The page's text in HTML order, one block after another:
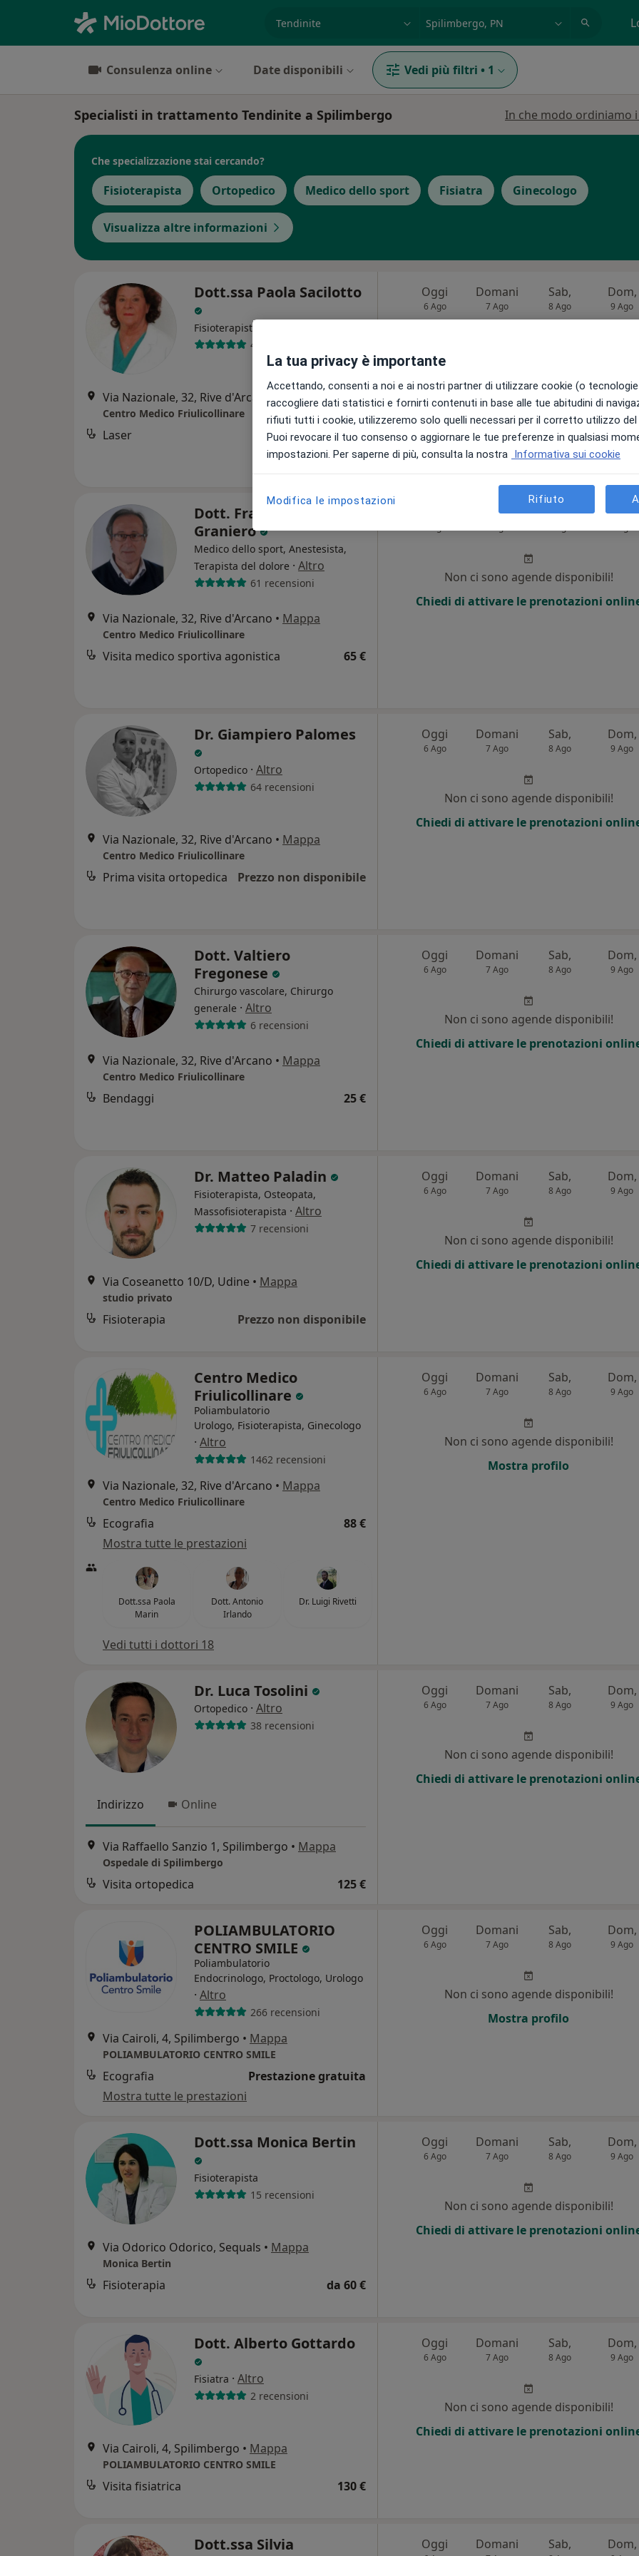
Consulenza online Date disponibili Vedi più filtri • 1
Specialisti in trattamento Tendinite a Spilimbergo In che modo ordiniamo
Che specializzazione stai cercando?
Fisioterapista Ortopedico Medico dello sport Fisiatra Ginecologo
Visualizza altre informazioni
Dott.ssa Paola Sacilotto
Fisioterapista
41 recensioni
Via Nazionale, 32, Rive d'Arcano • Mappa
Centro Medico Friulicollinare
Laser 30 €
Oggi
6 Ago
Domani
7 Ago
Sab,
8 Ago
Dom,
9 Ago
Non ci sono agende disponibili!
Chiedi di attivare le prenotazioni online
Dott. Francesco
Graniero
Medico dello sport, Anestesista,
Terapista del dolore · Altro
61 recensioni
Via Nazionale, 32, Rive d'Arcano • Mappa
Centro Medico Friulicollinare
Visita medico sportiva agonistica 65 €
Domani Sab, Dom,
Non ci sono agende disponibili!
Chiedi di attivare le prenotazioni
Dr. Giampiero Palomes
Ortopedico · Altro
64 recensioni
Via Nazionale, 32, Rive d'Arcano • Mappa
Centro Medico Friulicollinare
Prima visita ortopedica Prezzo non disponibile
Oggi
6 Ago
Domani
7 Ago
Sab,
8 Ago
Dom,
9 Ago
Non ci sono agende disponibili!
Chiedi di attivare le prenotazioni
Dott. Valtiero
Fregonese
Chirurgo vascolare, Chirurgo
generale · Altro
6 recensioni
Via Nazionale, 32, Rive d'Arcano • Mappa
Centro Medico Friulicollinare
Bendaggi 25 €
Oggi
6 Ago
Domani
7 Ago
Sab,
8 Ago
Dom,
9 Ago
Non ci sono agende disponibili!
Chiedi di attivare le prenotazioni
Dr. Matteo Paladin
Fisioterapista, Osteopata,
Massofisioterapista · Altro
7 recensioni
Via Coseanetto 10/D, Udine • Mappa
studio privato
Fisioterapia Prezzo non disponibile
Oggi
6 Ago
Domani
7 Ago
Sab,
8 Ago
Dom,
9 Ago
Non ci sono agende disponibili!
Chiedi di attivare le prenotazioni
Centro Medico
Friulicollinare
Poliambulatorio
Urologo, Fisioterapista, Ginecologo
· Altro
1462 recensioni
Via Nazionale, 32, Rive d'Arcano • Mappa
Centro Medico Friulicollinare
Ecografia
88 €
Mostra tutte le prestazioni
Dott.ssa Paola
Marin
Dott. Antonio
Irlando
Dr. Luigi Rivetti
Vedi tutti i dottori 18
Oggi
6 Ago
Domani
7 Ago
Sab,
8 Ago
Dom,
9 Ago
Non ci sono agende disponibili!
Mostra profilo
Dr. Luca Tosolini
Ortopedico · Altro
38 recensioni
Indirizzo Online
Via Raffaello Sanzio 1, Spilimbergo • Mappa
Ospedale di Spilimbergo
Visita ortopedica 125 €
Oggi
6 Ago
Domani
7 Ago
Sab,
8 Ago
Dom,
9 Ago
Non ci sono agende disponibili!
Chiedi di attivare le prenotazioni
POLIAMBULATORIO
CENTRO SMILE
Poliambulatorio
Endocrinologo, Proctologo, Urologo
· Altro
266 recensioni
Via Cairoli, 4, Spilimbergo • Mappa
POLIAMBULATORIO CENTRO SMILE
Ecografia
Prestazione gratuita
Mostra tutte le prestazioni
Oggi
6 Ago
Domani
7 Ago
Sab,
8 Ago
Dom,
9 Ago
Non ci sono agende disponibili!
Mostra profilo
Dott.ssa Monica Bertin
Fisioterapista
15 recensioni
Via Odorico Odorico, Sequals • Mappa
Monica Bertin
Fisioterapia da 60 €
Oggi
6 Ago
Domani
7 Ago
Sab,
8 Ago
Dom,
9 Ago
Non ci sono agende disponibili!
Chiedi di attivare le prenotazioni
Dott. Alberto Gottardo
Fisiatra · Altro
2 recensioni
Via Cairoli, 4, Spilimbergo • Mappa
POLIAMBULATORIO CENTRO SMILE
Visita fisiatrica 130 €
Oggi
6 Ago
Domani
7 Ago
Sab,
8 Ago
Dom,
9 Ago
Non ci sono agende disponibili!
Chiedi di attivare le prenotazioni
Dott.ssa Silvia
Oggi Domani Sab, Dom,
La tua privacy è importante
Accettando, consenti a noi e ai nostri partner di utilizzare cookie (o
raccogliere dati statistici e fornirti contenuti in base alle tue abitudini di
rifiuti tutti i cookie, utilizzeremo solo quelli necessari per il corretto utilizzo
Puoi revocare il tuo consenso o aggiornare le tue preferenze in qualsiasi
impostazioni. Per saperne di più, consulta la nostra Informativa sui cookie
Modifica le impostazioni Rifiuto